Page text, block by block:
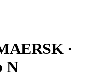
·
N